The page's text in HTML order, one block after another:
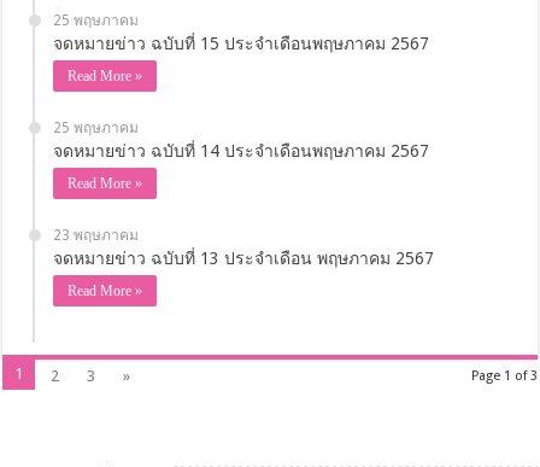
25 พฤษภาคม
จดหมายข่าว ฉบับที่ 15 ประจำเดือนพฤษภาคม 2567
Read More »
25 พฤษภาคม
จดหมายข่าว ฉบับที่ 14 ประจำเดือนพฤษภาคม 2567
Read More »
23 พฤษภาคม
จดหมายข่าว ฉบับที่ 13 ประจำเดือน พฤษภาคม 2567
Read More »
Page 1 of 3
1 2 3 »